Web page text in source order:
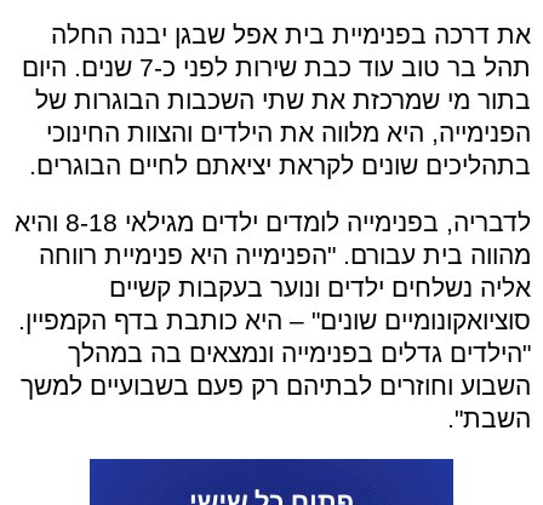
את דרכה בפנימיית בית אפל שבגן יבנה החלה
תהל בר טוב עוד כבת שירות לפני כ-7 שנים. היום
בתור מי שמרכזת את שתי השכבות הבוגרות של
הפנימייה, היא מלווה את הילדים והצוות החינוכי
בתהליכים שונים לקראת יציאתם לחיים הבוגרים.
לדבריה, בפנימייה לומדים ילדים מגילאי 8-18 והיא
מהווה בית עבורם. "הפנימייה היא פנימיית רווחה
אליה נשלחים ילדים ונוער בעקבות קשיים
סוציואקונומיים שונים" – היא כותבת בדף הקמפיין.
"הילדים גדלים בפנימייה ונמצאים בה במהלך
השבוע וחוזרים לבתיהם רק פעם בשבועיים למשך
השבת".